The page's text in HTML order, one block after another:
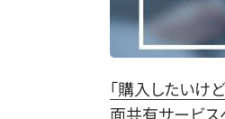
「購入したいけ
面共有サービス